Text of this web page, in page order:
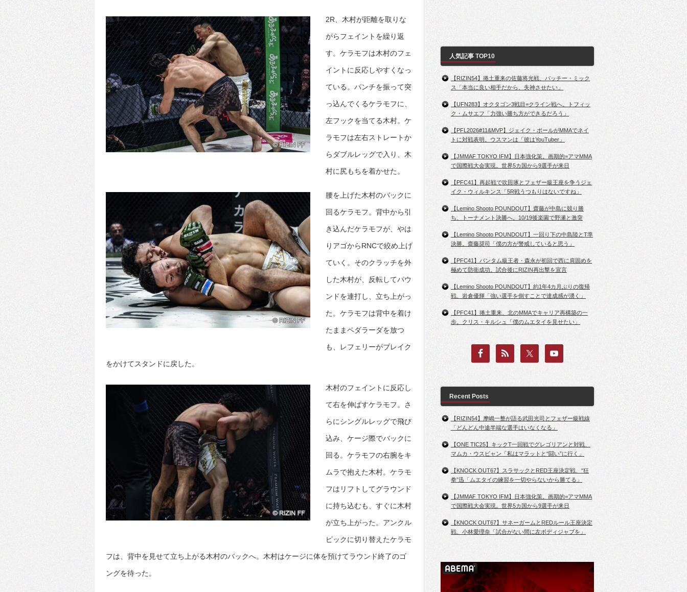
2R、木村が距離を取りな
がらフェイントを繰り返
す。ケラモフは木村のフェ
イントに反応しやすくなっ
ている。パンチを振って突
っ込んでくるケラモフに、
左フックを当てる木村。ケ
ラモフは左右ストレートか
らダブルレッグで入り、木
村に尻もちを着かせた。
腰を上げた木村のバックに
回るケラモフ。背中から引
き込んだケラモフが、やは
りアゴからRNCで絞め上げ
ていく。そのクラッチを外
した木村が、反転してパウ
ンドを連打し、立ち上がっ
た。ケラモフは背中を着け
たままペダラーダを放つ
も、レフェリーがブレイク
をかけてスタンドに戻した。
木村のフェイントに反応し
て右を伸ばすケラモフ。さ
らにシングルレッグで飛び
込み、ケージ際でバックに
回る。ケラモフの右腕をキ
ムラで抱えた木村。ケラモ
フはリフトしてグラウンド
に持ち込むも、すぐに木村
が立ち上がった。アンクル
ピックに切り替えたケラモ
フは、背中を見せて立ち上がる木村のバックへ。木村はケージに体を預けてラウンド終了のゴ
ングを待った。
人気記事 TOP10
【RIZIN54】捲土重来の佐藤将光戦、パッチー・ミック
ス「本当に良い相手だから、失神させたい」
【UFN283】オクタゴン3戦目=クライン戦へ。トフィッ
ク・ムサエフ「力強い勝ち方ができるだろう」
【PFL2026#11&MVP】ジェイク・ポールがMMAでネイ
トに対戦表明。ウスマンは「彼はYouTuber」
【JMMAF TOKYO IFM】日本強化策。画期的=アマMMA
で国際戦大会実現。世界5カ国から9選手が来日
【PFC41】再起戦で吹田琢とフェザー級王座を争うジェ
イク・ウィルキンス「5R戦うつもりはないですね」
【Lemino Shooto POUNDOUT】齋藤が中島に競り勝
ち、トーナメント決勝へ。10/19後楽園で野瀬と激突
【Lemino Shooto POUNDOUT】一回り下の中島陸とT準
決勝。齋藤奨司「僕の方が警戒していると思う」
【PFC41】バンタム級王者・森永が初回で西に肩固めを
極めて防衛成功。試合後にRIZIN再出撃を宣言
【Lemino Shooto POUNDOUT】約1年4カ月ぶりの復帰
戦、岩倉優輝「強い選手を倒すことで達成感が湧く」
【PFC41】捲土重来、北のMMAでキャリア再構築の一
歩。クリス・キルシュ「僕のムエタイを見せたい」
Recent Posts
【RIZIN54】摩嶋一整が語る武田光司とフェザー級戦線
「どんどん中途半端な選手はいなくなる」
【ONE TIC25】キックT一回戦でグレゴリアンと対戦、
マムカ・ウスビャン「私はマラットと“闘い”に行く」
【KNOCK OUT67】スラサックとRED王座決定戦、“狂
拳”迅「ムエタイの練習を一切やらないから勝てる」
【JMMAF TOKYO IFM】日本強化策。画期的=アマMMA
で国際戦大会実現。世界5カ国から9選手が来日
【KNOCK OUT67】サネーガームとREDルール王座決定
戦、小林愛理奈「試合がない間に左ボディジャブを」